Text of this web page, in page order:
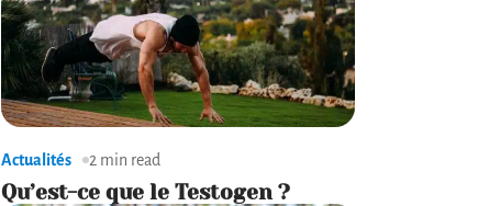
Actualités 2 min read
Qu’est-ce que le Testogen ?